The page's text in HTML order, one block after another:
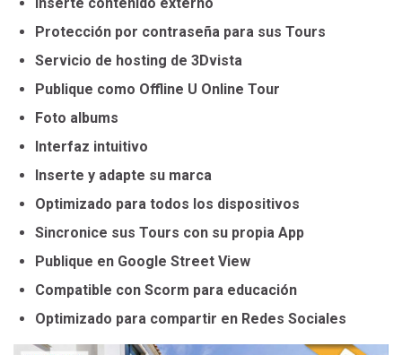
Protección por contraseña para sus Tours
Servicio de hosting de 3Dvista
Publique como Offline U Online Tour
Foto albums
Interfaz intuitivo
Inserte y adapte su marca
Optimizado para todos los dispositivos
Sincronice sus Tours con su propia App
Publique en Google Street View
Compatible con Scorm para educación
Optimizado para compartir en Redes Sociales